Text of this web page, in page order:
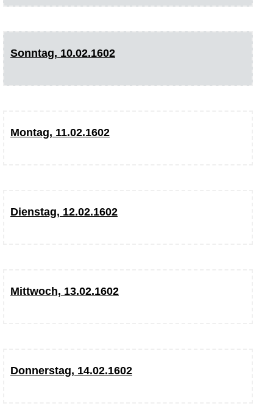
Sonntag, 10.02.1602
Montag, 11.02.1602
Dienstag, 12.02.1602
Mittwoch, 13.02.1602
Donnerstag, 14.02.1602